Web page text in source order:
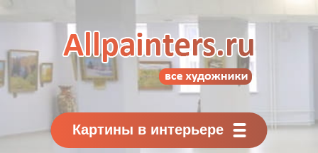
Картины классиков
и современников
Картины в интерьере